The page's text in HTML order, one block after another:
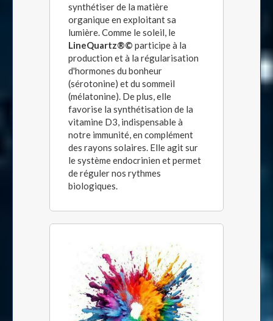
synthétiser de la matière
organique en exploitant sa
lumière. Comme le soleil, le
LineQuartz®© participe à la
production et à la régularisation
d'hormones du bonheur
(sérotonine) et du sommeil
(mélatonine). De plus, elle
favorise la synthétisation de la
vitamine D3, indispensable à
notre immunité, en complément
des rayons solaires. Elle agit sur
le système endocrinien et permet
de réguler nos rythmes
biologiques.